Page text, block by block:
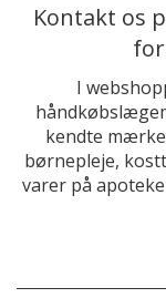
Kontakt os
I
kendte
børnepleje,
varer på